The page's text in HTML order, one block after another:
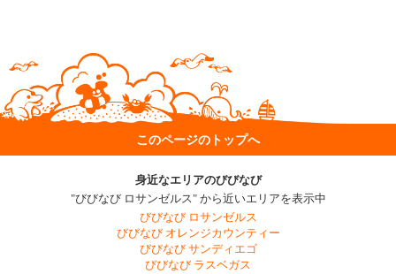
このページのトップへ
身近なエリアのびびなび
"びびなび ロサンゼルス" から近いエリアを表示中
びびなび ロサンゼルス
びびなび オレンジカウンティー
びびなび サンディエゴ
びびなび ラスベガス